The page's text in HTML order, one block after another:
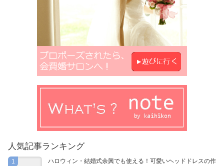
人気記事ランキング
1
ハロウィン・結婚式余興でも使える！可愛いヘッドドレスの作